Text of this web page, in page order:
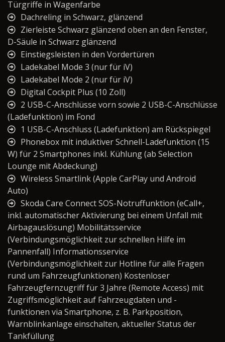
Türgriffe in Wagenfarbe
Dachreling in Schwarz, glänzend
Zierleiste Schwarz glänzend oben an den Fenster,
D-Säule in Schwarz glänzend
Einstiegsleisten in den Vordertüren
Ladekabel Mode 3 (nur für iV)
Ladekabel Mode 2 (nur für iV)
Digital Cockpit Plus (10 Zoll)
2 USB-C-Anschlüsse vorn sowie 2 USB-C-Anschlüsse
(Ladefunktion) im Fond
1 USB-C-Anschluss (Ladefunktion) am Rückspiegel
Phonebox mit induktiver Schnell-Ladefunktion (15
W) für 2 Smartphones inkl. Kühlung (ab Selection
Lounge mit Abdeckung)
Wireless Smartlink (Apple CarPlay und Android
Auto)
Skoda Care Connect SOS-Notruffunktion (eCall+,
inkl. automatischer Aktivierung bei einem Unfall mit
Airbagauslösung) Mobilitätsservice
(Verbindungsmöglichkeit zur schnellen Hilfe im
Pannenfall) Informationsservice
(Verbindungsmöglichkeit zur Hotline für alle Fragen
rund um Fahrzeugfunktionen) Kostenloser
Fahrzeugfernzugriff für 3 Jahre (Remote Access) mit
Zugriffsmöglichkeit auf Fahrzeugdaten und -
funktionen via Smartphone, z. B. Parkposition,
Warnblinkanlage einschalten, aktueller Status der
Tankfüllung